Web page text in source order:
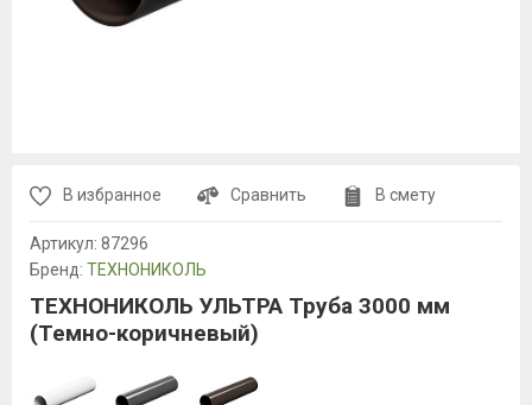
В избранное Сравнить В смету
Артикул: 87296
Бренд: ТЕХНОНИКОЛЬ
ТЕХНОНИКОЛЬ УЛЬТРА Труба 3000 мм
(Темно-коричневый)